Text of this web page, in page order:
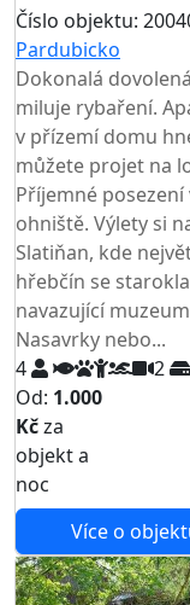
Číslo objektu:
Pardubicko
Dokonalá
miluje rybaření.
v přízemí domu
můžete projet na
Příjemné
ohniště. Výlety si
Slatiňan, kde
hřebčín se
navazující
Nasavrky nebo...
4
2
Od: 1.000
Kčza
objekt a
noc
Více o